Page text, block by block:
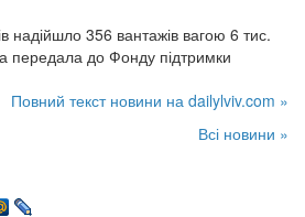
надійшло 356 вантажів вагою 6 тис.
до Фонду підтримки
Повний текст новини на dailylviv.com »
Всі новини »